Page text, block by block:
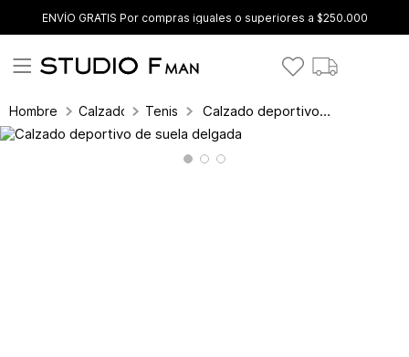
ENVÍO GRATIS Por compras iguales o superiores a $250.000
Hombre Calzado Tenis Calzado deportivo de suela delgada